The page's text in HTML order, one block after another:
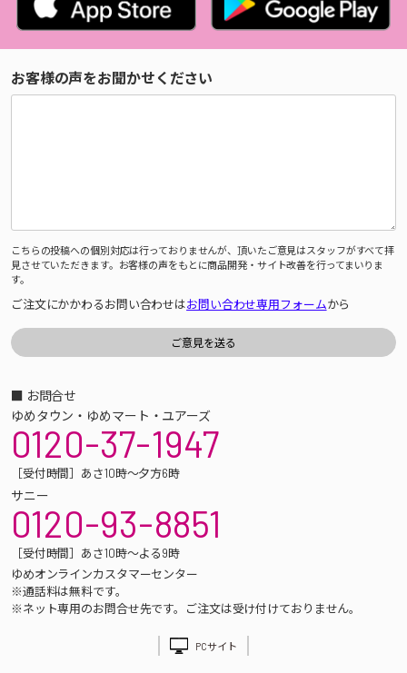
お客様の声をお聞かせください
こちらの投稿への個別対応は行っておりませんが、頂いたご意見はスタッフがすべて拝
見させていただきます。お客様の声をもとに商品開発・サイト改善を行ってまいりま
す。
ご注文にかかわるお問い合わせはお問い合わせ専用フォームから
■ お問合せ
ゆめタウン・ゆめマート・ユアーズ
0120-37-1947
［受付時間］あさ10時～夕方6時
サニー
0120-93-8851
［受付時間］あさ10時～よる9時
ゆめオンラインカスタマーセンター
※通話料は無料です。
※ネット専用のお問合せ先です。ご注文は受け付けておりません。
PCサイト